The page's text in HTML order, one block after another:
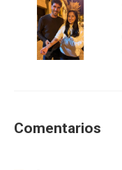
Comentarios